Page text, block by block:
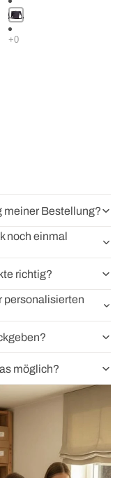
Motive rund um den
meiner Bestellung?
noch einmal
richtig?
personalisierten
möglich?